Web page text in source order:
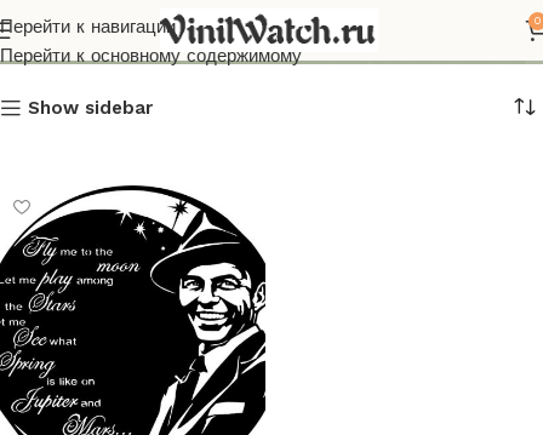
Перейти к навигации
Перейти к основному содержимому
0
Show sidebar